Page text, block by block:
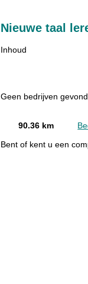
Nieuwe taal
Inhoud
Geen bedrijven
90.36 km
Bent of kent u een